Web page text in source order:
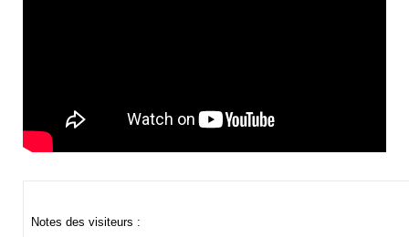
Notes des visiteurs :